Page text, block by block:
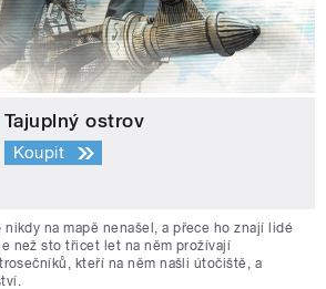
Tajuplný ostrov
Koupit
na mapě nenašel, a přece ho znají lidé
než sto třicet let na něm prožívají
kteří na něm našli útočiště, a